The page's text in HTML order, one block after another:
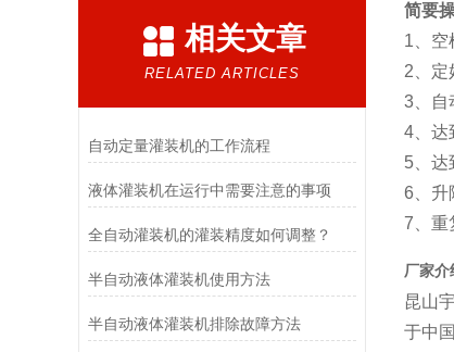
相关文章
RELATED ARTICLES
自动定量灌装机的工作流程
液体灌装机在运行中需要注意的事项
全自动灌装机的灌装精度如何调整？
半自动液体灌装机使用方法
半自动液体灌装机排除故障方法
简要
1、空
2、定
3、自
4、达
5、达
6、升
7、重
厂家介
昆山
于中